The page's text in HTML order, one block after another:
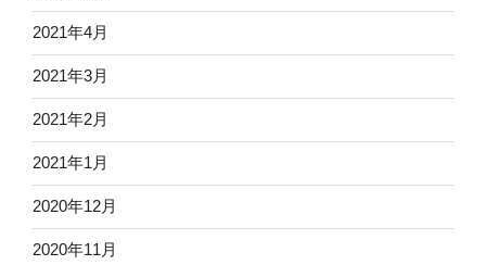
2021年4月
2021年3月
2021年2月
2021年1月
2020年12月
2020年11月